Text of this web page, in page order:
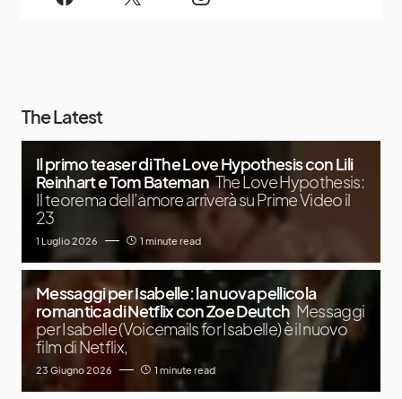
The Latest
Il primo teaser di The Love Hypothesis con Lili
Reinhart e Tom Bateman The Love Hypothesis:
Il teorema dell’amore arriverà su Prime Video il
23
1 Luglio 2026 1 minute read
Messaggi per Isabelle: la nuova pellicola
romantica di Netflix con Zoe Deutch Messaggi
per Isabelle (Voicemails for Isabelle) è il nuovo
film di Netflix,
23 Giugno 2026 1 minute read